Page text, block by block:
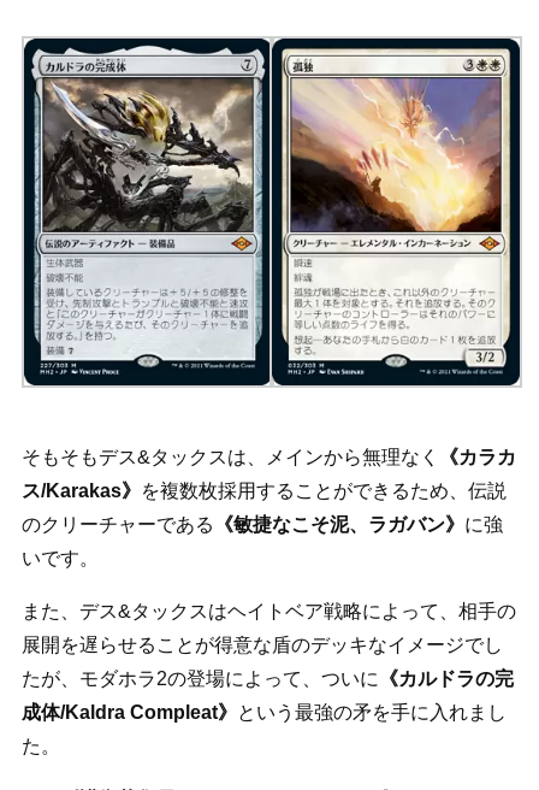
そもそもデス&タックスは、メインから無理なく
《カラカ
ス/Karakas》 を複数枚採用することができるため、伝説
のクリーチャーである
《敏捷なこそ泥、ラガバン》 に強
いです。
また、デス&タックスはヘイトベア戦略によって、相手の
展開を遅らせることが得意な盾のデッキなイメージでし
たが、モダホラ2の登場によって、ついに
《カルドラの完
成体/Kaldra Compleat》 という最強の矛を手に入れまし
た。